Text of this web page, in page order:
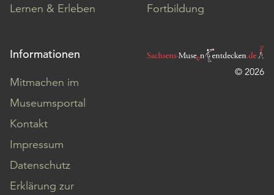
Lernen & Erleben
Fortbildung
Informationen
Mitmachen im
Museumsportal
Kontakt
Impressum
Datenschutz
Erklärung zur
© 2026